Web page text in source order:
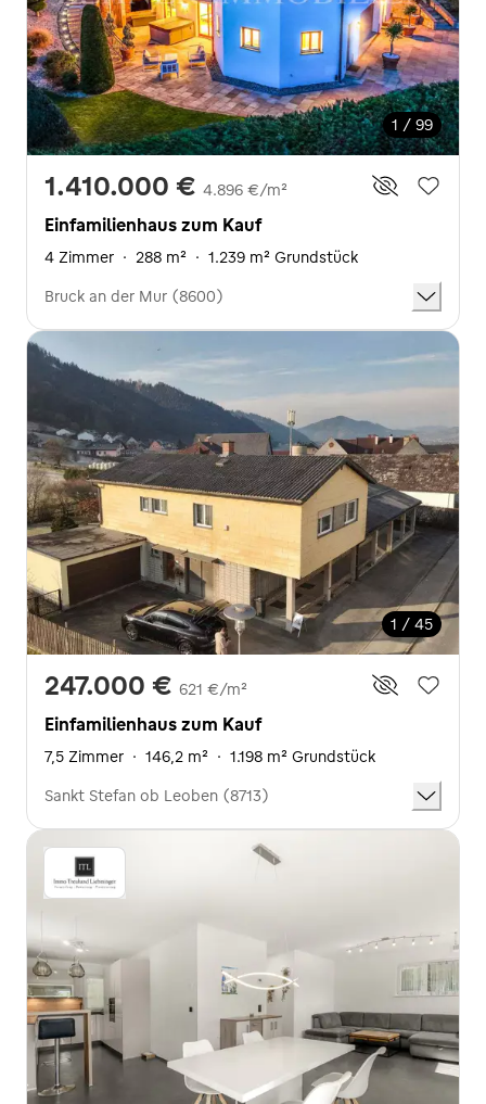
1 / 99
1.410.000 € 4.896 €/m²
Einfamilienhaus zum Kauf
4 Zimmer · 288 m² · 1.239 m² Grundstück
Bruck an der Mur (8600)
1 / 45
247.000 € 621 €/m²
Einfamilienhaus zum Kauf
7,5 Zimmer · 146,2 m² · 1.198 m² Grundstück
Sankt Stefan ob Leoben (8713)